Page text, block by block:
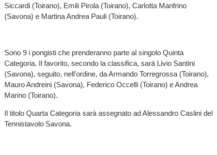
Siccardi (Toirano), Emili Pirola (Toirano), Carlotta Manfrino
(Savona) e Martina Andrea Pauli (Toirano).
Sono 9 i pongisti che prenderanno parte al singolo Quinta
Categoria. Il favorito, secondo la classifica, sarà Livio Santini
(Savona), seguito, nell'ordine, da Armando Torregrossa (Toirano),
Mauro Andreini (Savona), Federico Occelli (Toirano) e Andrea
Marino (Toirano).
Il titolo Quarta Categoria sarà assegnato ad Alessandro Caslini del
Tennistavolo Savona.